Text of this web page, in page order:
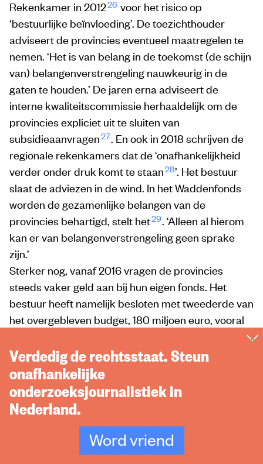
Rekenkamer in 201226 voor het risico op
‘bestuurlijke beïnvloeding’. De toezichthouder
adviseert de provincies eventueel maatregelen te
nemen. ‘Het is van belang in de toekomst (de schijn
van) belangenverstrengeling nauwkeurig in de
gaten te houden.’ De jaren erna adviseert de
interne kwaliteitscommissie herhaaldelijk om de
provincies expliciet uit te sluiten van
subsidieaanvragen27. En ook in 2018 schrijven de
regionale rekenkamers dat de ‘onafhankelijkheid
verder onder druk komt te staan28’. Het bestuur
slaat de adviezen in de wind. In het Waddenfonds
worden de gezamenlijke belangen van de
provincies behartigd, stelt het29. ‘Alleen al hierom
kan er van belangenverstrengeling geen sprake
zijn.’
Sterker nog, vanaf 2016 vragen de provincies
steeds vaker geld aan bij hun eigen fonds. Het
bestuur heeft namelijk besloten met tweederde van
het overgebleven budget, 180 miljoen euro, vooral
. Deze projecten
worden vaak door de provincies zelf uitgevoerd,
zoals het Werelderfgoedcentrum. Met het nieuwe
plan komt het fonds tegemoet aan de jarenlange
kritiek dat een langetermijnvisie ontbreekt, maar is
het risico op belangenverstrengeling urgenter
geworden. Het fonds heeft geen maatregelen
genomen en is dat ook niet van plan
Verdedig de rechtsstaat. Steun
onafhankelijke
onderzoeksjournalistiek in
Nederland.
Word vriend